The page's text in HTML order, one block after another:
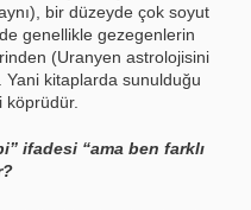
bir düzeyde çok soyut
genellikle gezegenlerin
(Uranyen astrolojisini
Yani kitaplarda sunulduğu
köprüdür.
ifadesi “ama ben farklı